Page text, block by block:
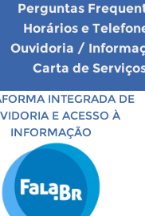
Perguntas
Horários e
Ouvidoria /
Carta de
INTEGRADA DE
E ACESSO À
INFORMAÇÃO